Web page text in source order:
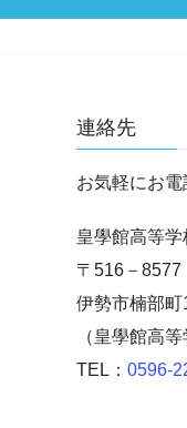
連絡先
お気軽にお
皇學館高等
〒516－8577
伊勢市楠部町
（皇學館高等
TEL：0596-